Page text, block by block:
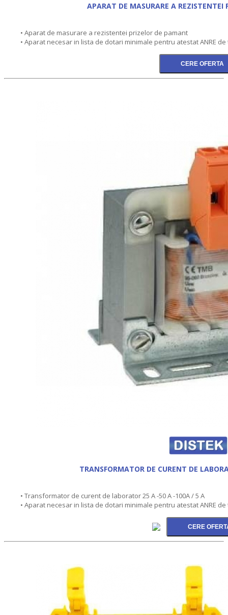
APARAT DE MASURARE A REZISTENTEI
• Aparat de masurare a rezistentei prizelor de pamant
• Aparat necesar in lista de dotari minimale pentru atestat ANRE de
TRANSFORMATOR DE CURENT DE
• Transformator de curent de laborator 25 A -50 A -100A / 5 A
• Aparat necesar in lista de dotari minimale pentru atestat ANRE de